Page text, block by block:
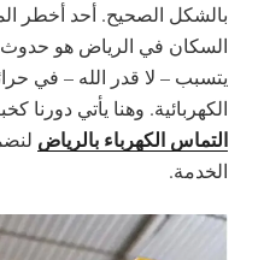
بالشكل الصحيح. أحد أخطر
السكان في الرياض هو حدوث
يتسبب – لا قدر الله – في
الكهربائية. وهنا يأتي
التماس الكهرباء بالرياض
الخدمة.